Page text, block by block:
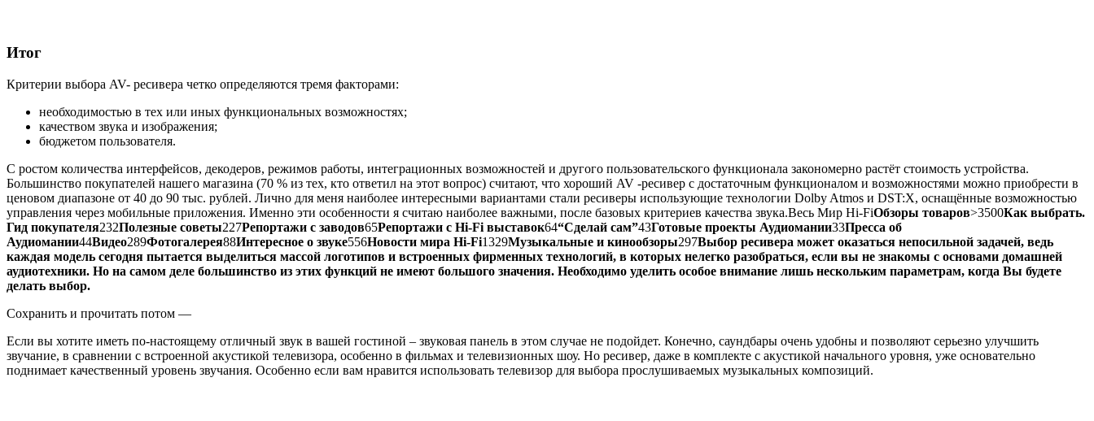
Итог
Критерии выбора AV- ресивера четко определяются тремя факторами:
необходимостью в тех или иных функциональных возможностях;
качеством звука и изображения;
бюджетом пользователя.
С ростом количества интерфейсов, декодеров, режимов работы, интеграционных возможностей и другого пользовательского функционала закономерно растёт стоимость устройства.
Большинство покупателей нашего магазина (70 % из тех, кто ответил на этот вопрос) считают, что хороший AV -ресивер с достаточным функционалом и возможностями можно приобрести в
ценовом диапазоне от 40 до 90 тыс. рублей. Лично для меня наиболее интересными вариантами стали ресиверы использующие технологии Dolby Atmos и DST:X, оснащённые возможностью
управления через мобильные приложения. Именно эти особенности я считаю наиболее важными, после базовых критериев качества звука.Весь Мир Hi-FiОбзоры товаров>3500Как выбрать.
Гид покупателя232Полезные советы227Репортажи с заводов65Репортажи с Hi-Fi выставок64“Сделай сам”43Готовые проекты Аудиомании33Пресса об
Аудиомании44Видео289Фотогалерея88Интересное о звуке556Новости мира Hi-Fi1329Музыкальные и кинообзоры297Выбор ресивера может оказаться непосильной задачей, ведь
каждая модель сегодня пытается выделиться массой логотипов и встроенных фирменных технологий, в которых нелегко разобраться, если вы не знакомы с основами домашней
аудиотехники. Но на самом деле большинство из этих функций не имеют большого значения. Необходимо уделить особое внимание лишь нескольким параметрам, когда Вы будете
делать выбор.
Сохранить и прочитать потом —
Если вы хотите иметь по-настоящему отличный звук в вашей гостиной – звуковая панель в этом случае не подойдет. Конечно, саундбары очень удобны и позволяют серьезно улучшить
звучание, в сравнении с встроенной акустикой телевизора, особенно в фильмах и телевизионных шоу. Но ресивер, даже в комплекте с акустикой начального уровня, уже основательно
поднимает качественный уровень звучания. Особенно если вам нравится использовать телевизор для выбора прослушиваемых музыкальных композиций.